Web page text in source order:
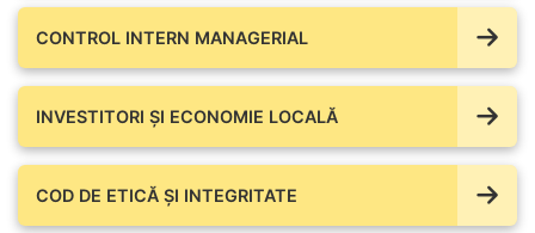
CONTROL INTERN MANAGERIAL
INVESTITORI ȘI ECONOMIE LOCALĂ
COD DE ETICĂ ȘI INTEGRITATE